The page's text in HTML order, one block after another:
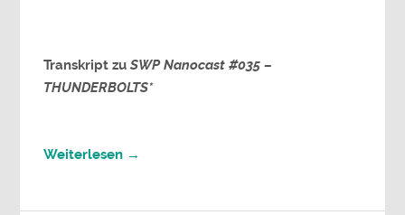
Transkript zu SWP Nanocast #035 –
THUNDERBOLTS*
Weiterlesen →